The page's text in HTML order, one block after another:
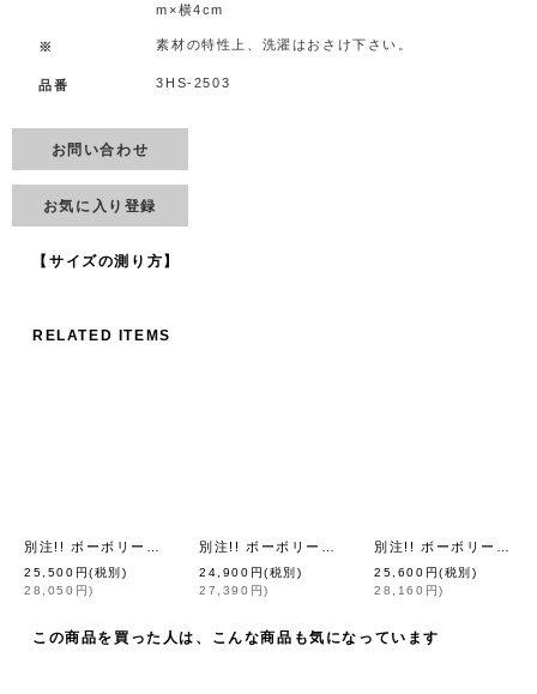
m×横4cm
※ 素材の特性上、洗濯はおさけ下さい。
品番 3HS-2503
お問い合わせ
お気に入り登録
【サイズの測り方】
RELATED ITEMS
[ hitomi
25,500 円(税別)
28,050 円)
24,900 円(税別)
27,390 円)
25,600 円(税別)
28,160 円)
この商品を買った人は、こんな商品も気になっています